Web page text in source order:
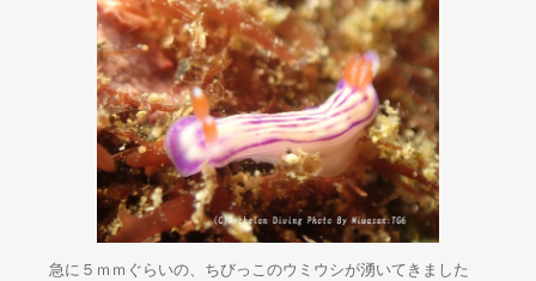
急に５ｍｍぐらいの、ちびっこのウミウシが湧いてきました